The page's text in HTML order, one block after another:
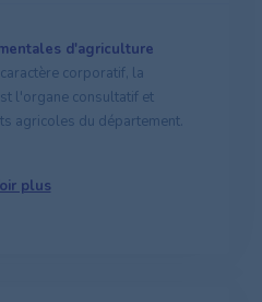
d'agriculture
corporatif, la
l'organe consultatif et
agricoles du département.
plus